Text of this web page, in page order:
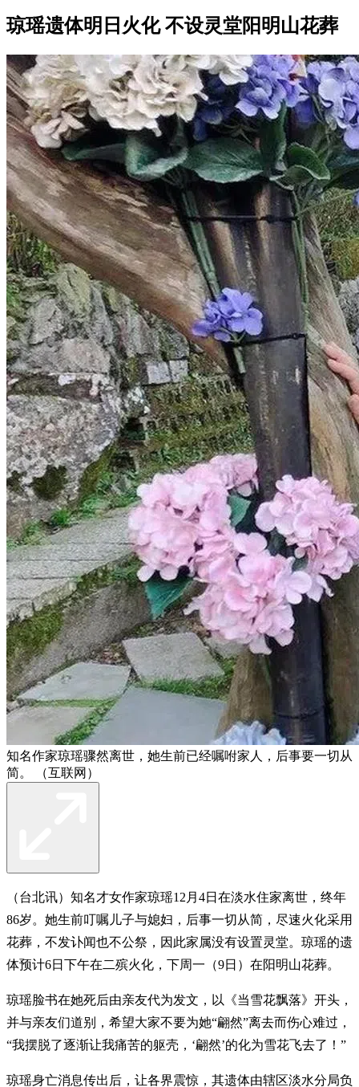
琼瑶遗体明日火化 不设灵堂阳明山花葬
知名作家琼瑶骤然离世，她生前已经嘱咐家人，后事要一切从
简。 （互联网）
（台北讯）知名才女作家琼瑶12月4日在淡水住家离世，终年
86岁。她生前叮嘱儿子与媳妇，后事一切从简，尽速火化采用
花葬，不发讣闻也不公祭，因此家属没有设置灵堂。琼瑶的遗
体预计6日下午在二殡火化，下周一（9日）在阳明山花葬。
琼瑶脸书在她死后由亲友代为发文，以《当雪花飘落》开头，
并与亲友们道别，希望大家不要为她“翩然”离去而伤心难过，
“我摆脱了逐渐让我痛苦的躯壳，‘翩然’的化为雪花飞去了！”
琼瑶身亡消息传出后，让各界震惊，其遗体由辖区淡水分局负